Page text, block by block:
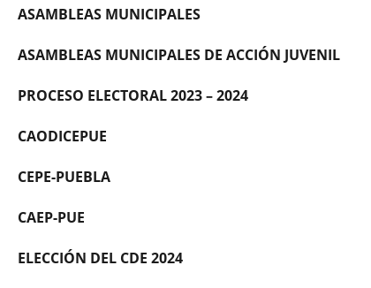
ASAMBLEAS MUNICIPALES
ASAMBLEAS MUNICIPALES DE ACCIÓN JUVENIL
PROCESO ELECTORAL 2023 – 2024
CAODICEPUE
CEPE-PUEBLA
CAEP-PUE
ELECCIÓN DEL CDE 2024